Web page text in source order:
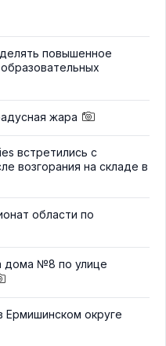
повышенное
жара
встретились с
возгорания на складе в
области по
дома №8 по улице
Ермишинском округе